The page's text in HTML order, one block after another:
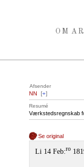
OM
Afsender
NN [+]
Resumé
Værkstedsregnskab
Se original
Li 14 Feb:ro